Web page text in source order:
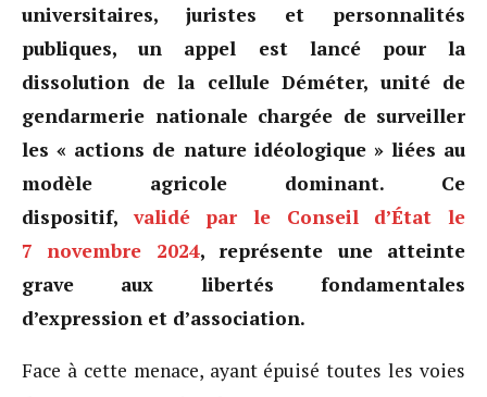
universitaires, juristes et personnalités
publiques, un appel est lancé pour la
dissolution de la cellule Déméter, unité de
gendarmerie nationale chargée de surveiller
les « actions de nature idéologique » liées au
modèle agricole dominant. Ce
dispositif,validé par le Conseil d’État le
7 novembre 2024, représente une atteinte
grave aux libertés fondamentales
d’expression et d’association.
Face à cette menace, ayant épuisé toutes les voies